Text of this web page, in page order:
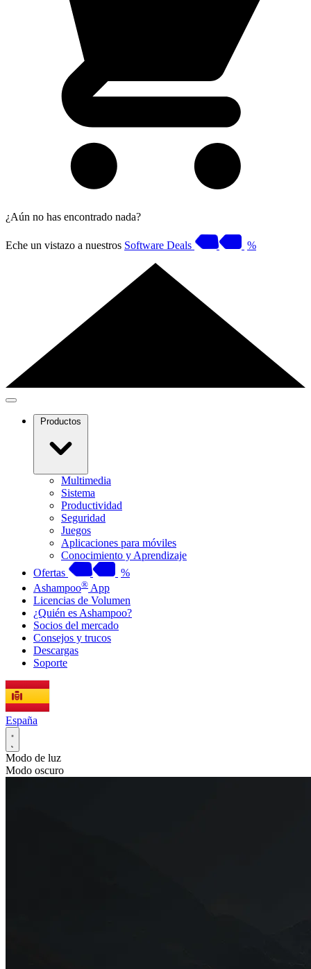
¿Aún no has encontrado nada?
Eche un vistazo a nuestros Software Deals %
Productos
Multimedia
Sistema
Productividad
Seguridad
Juegos
Aplicaciones para móviles
Conocimiento y Aprendizaje
Ofertas
%
Ashampoo® App
Licencias de Volumen
¿Quién es Ashampoo?
Socios del mercado
Consejos y trucos
Descargas
Soporte
España
Modo de luz
Modo oscuro